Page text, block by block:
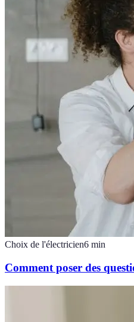
Choix de l'électricien6 min
Comment poser des